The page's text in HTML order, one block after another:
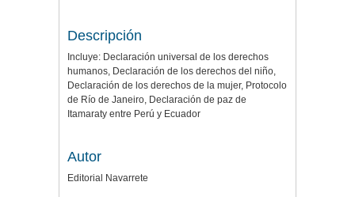
Descripción
Incluye: Declaración universal de los derechos
humanos, Declaración de los derechos del niño,
Declaración de los derechos de la mujer, Protocolo
de Río de Janeiro, Declaración de paz de
Itamaraty entre Perú y Ecuador
Autor
Editorial Navarrete